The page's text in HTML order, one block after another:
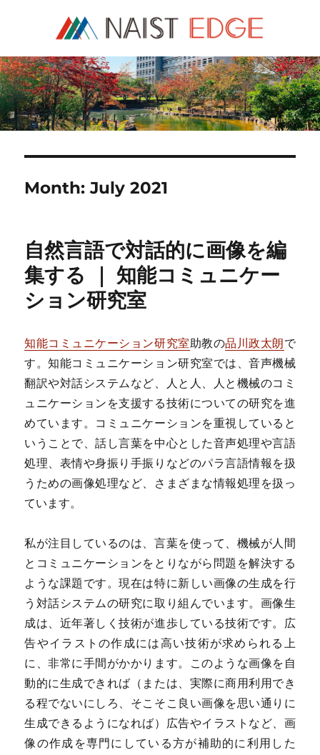
NAIST Edge
Month:July 2021
自然言語で対話的に画像を編
集する ｜ 知能コミュニケー
ション研究室
知能コミュニケーション研究室助教の品川政太朗で
す。知能コミュニケーション研究室では、音声機械
翻訳や対話システムなど、人と人、人と機械のコミ
ュニケーションを支援する技術についての研究を進
めています。コミュニケーションを重視していると
いうことで、話し言葉を中心とした音声処理や言語
処理、表情や身振り手振りなどのパラ言語情報を扱
うための画像処理など、さまざまな情報処理を扱っ
ています。
私が注目しているのは、言葉を使って、機械が人間
とコミュニケーションをとりながら問題を解決する
ような課題です。現在は特に新しい画像の生成を行
う対話システムの研究に取り組んでいます。画像生
成は、近年著しく技術が進歩している技術です。広
告やイラストの作成には高い技術が求められる上
に、非常に手間がかかります。このような画像を自
動的に生成できれば（または、実際に商用利用でき
る程でないにしろ、そこそこ良い画像を思い通りに
生成できるようになれば）広告やイラストなど、画
像の作成を専門にしている方が補助的に利用した